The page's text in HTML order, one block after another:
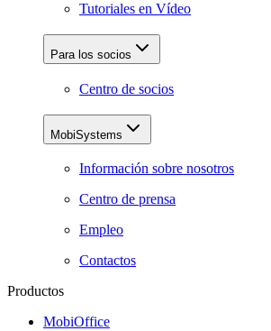
Tutoriales en Vídeo
Para los socios
Centro de socios
MobiSystems
Información sobre nosotros
Centro de prensa
Empleo
Contactos
Productos
MobiOffice